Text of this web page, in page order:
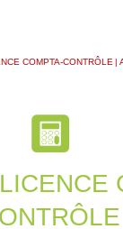
L'IUT
COMPTA-CONTRÔLE